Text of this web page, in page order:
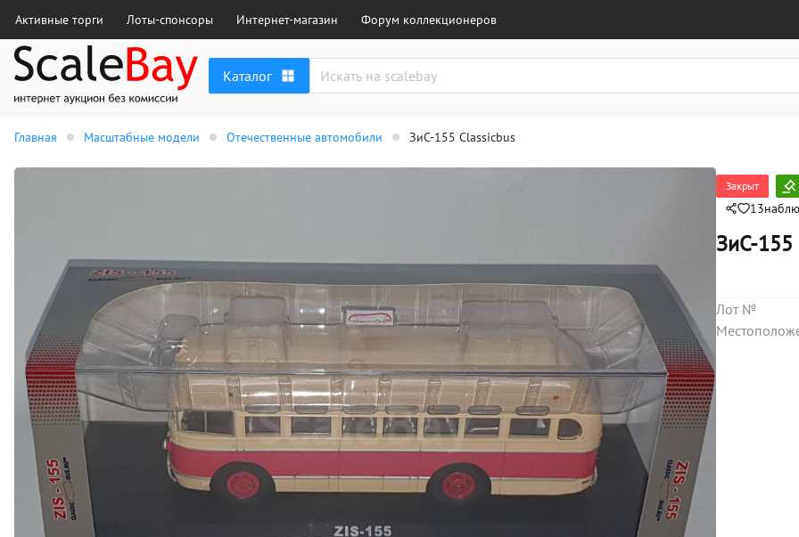
Каталог
Активные торги Лоты-спонсоры Интернет-магазин Форум коллекционеров
Главная Масштабные модели Отечественные автомобили ЗиС-155 Classicbus
Закрыт
13
ЗиС-155
Лот №